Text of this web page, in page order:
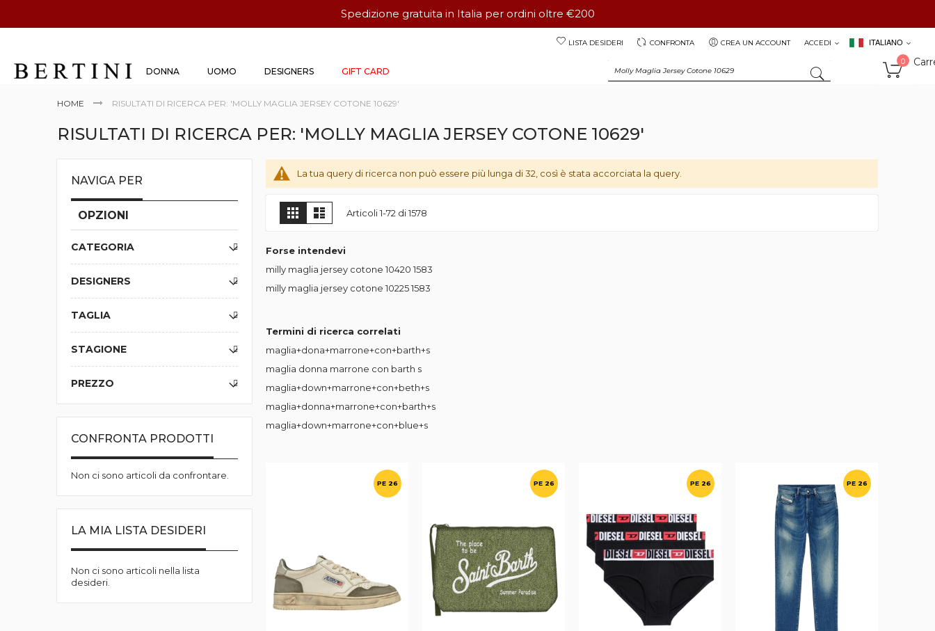
Spedizione gratuita in Italia per ordini oltre €200
ITALIANO
LISTA DESIDERI CONFRONTA ACCEDI
CREA UN ACCOUNT
DONNA UOMO DESIGNERS GIFT CARD
0
HOME RISULTATI DI RICERCA PER: 'MOLLY MAGLIA JERSEY COTONE 10629'
RISULTATI DI RICERCA PER: 'MOLLY MAGLIA JERSEY COTONE 10629'
La tua query di ricerca non può essere più lunga di 32, così è stata accorciata la query.
Mostra
come
GrigliaLista Articoli1-72 di1578
Forse intendevi
milly maglia jersey cotone 10420 1583
milly maglia jersey cotone 102251583
Termini di ricerca correlati
maglia+dona+marrone+con+barth+s
maglia donna marrone con barth s
maglia+down+marrone+con+beth+s
maglia+donna+marrone+con+barth+s
maglia+down+marrone+con+blue+s
PE 26 PE 26 PE 26 PE 26
NAVIGA PER
OPZIONI
CATEGORIA
DESIGNERS
TAGLIA
STAGIONE
PREZZO
CONFRONTA PRODOTTI
Non ci sono articoli da confrontare.
LA MIA LISTA DESIDERI
Non ci sono articoli nella lista
desideri.